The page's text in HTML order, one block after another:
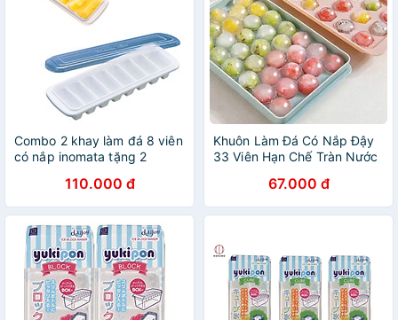
Combo 2 khay làm đá 8 viên
có nắp inomata tặng 2
110.000 đ
Khuôn Làm Đá Có Nắp Đậy
33 Viên Hạn Chế Tràn Nước
67.000 đ